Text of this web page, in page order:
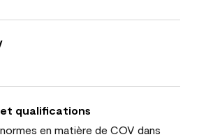
qualifications
en matière de COV dans